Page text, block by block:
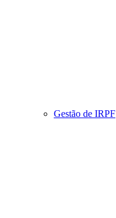
Gestão de IRPF